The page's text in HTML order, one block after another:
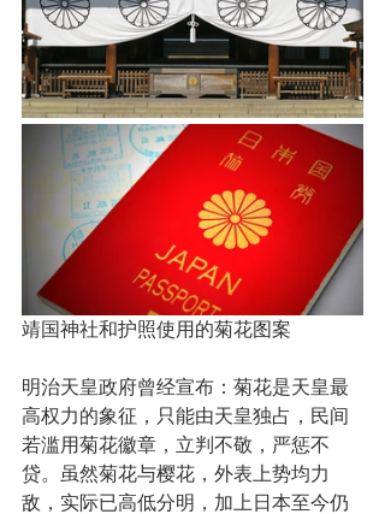
靖国神社和护照使用的菊花图案
明治天皇政府曾经宣布：菊花是天皇最
高权力的象征，只能由天皇独占，民间
若滥用菊花徽章，立判不敬，严惩不
贷。虽然菊花与樱花，外表上势均力
敌，实际已高低分明，加上日本至今仍